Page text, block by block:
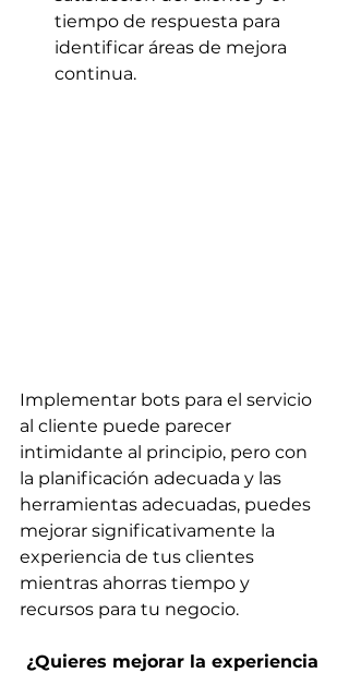
tiempo de respuesta para
identificar áreas de mejora
continua.
Implementar bots para el servicio
al cliente puede parecer
intimidante al principio, pero con
la planificación adecuada y las
herramientas adecuadas, puedes
mejorar significativamente la
experiencia de tus clientes
mientras ahorras tiempo y
recursos para tu negocio.
¿Quieres mejorar la experiencia